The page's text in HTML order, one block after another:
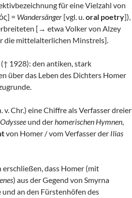
für eine Vielzahl von
= Wandersänger [vgl. u.oral poetry]),
[→ etwa Volker von Alzey
die mittelalterlichen Minstrels].
(† 1928): den antiken, stark
über das Leben des Dichters Homer
v. Chr.) eine Chiffre als Verfasser dreier
Odyssee und derhomerischen Hymnen,
von Homer / vom Verfasser der Ilias
dass Homer (mit
) aus der Gegend von Smyrna
an den Fürstenhöfen des